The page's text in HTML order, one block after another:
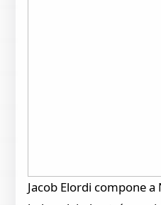
Jacob Elordi compone a